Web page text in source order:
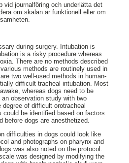
vid journalföring och underlätta det
om skalan är funktionell eller om
during surgery. Intubation is
is a risky procedure whereas
There are no methods described
methods are routinely used in
two well-used methods in human-
difficult tracheal intubation. Most
whereas dogs need to be
observation study with two
of difficult orotracheal
be identified based on factors
before dogs are anesthetized.
difficulties in dogs could look like
and photographs on pharynx and
was also noted on the protocol.
was designed by modifying the